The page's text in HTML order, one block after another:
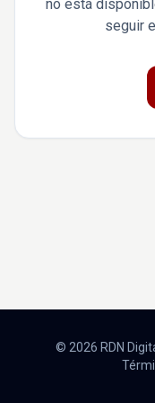
no está
seguir
© 2026 RDN